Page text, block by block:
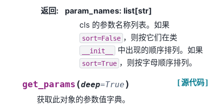
返回:
param_names: list[str]
cls 的参数名称列表。如果
sort=False ，则按它们在类
__init__ 中出现的顺序排列。如果
sort=True ，则按字母顺序排列。
get_params (deep=True ) [源代码]
获取此对象的参数值字典。